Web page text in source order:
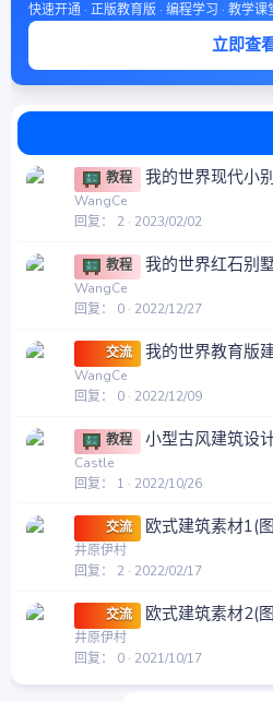
快速开通 · 正版教育版 · 编程学习 · 教学
立即查
教程 我的世界现代小
WangCe
回复
2 2023/02/02
教程 我的世界红石别
WangCe
回复
0 2022/12/27
交流 我的世界教育版
WangCe
回复
0 2022/12/09
教程 小型古风建筑设
Castle
回复
1 2022/10/26
交流 欧式建筑素材1(
井原伊村
回复
2 2022/02/17
交流 欧式建筑素材2(
井原伊村
回复
0 2021/10/17